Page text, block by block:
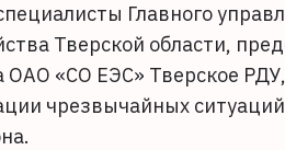
Главного
Тверской области,
«СО ЕЭС» Тверское
чрезвычайных